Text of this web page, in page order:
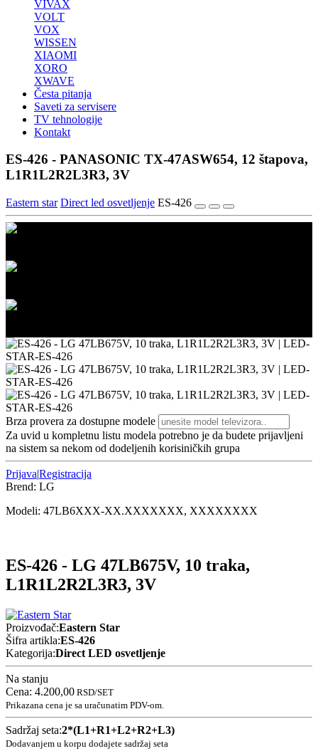
VIVAX
VOLT
VOX
WISSEN
XIAOMI
XORO
XWAVE
Česta pitanja
Saveti za servisere
TV tehnologije
Kontakt
ES-426 - PANASONIC TX-47ASW654, 12 štapova,
L1R1L2R2L3R3, 3V
Eastern star Direct led osvetljenje ES-426
Brza provera za dostupne modele
Za uvid u kompletnu listu modela potrebno je da budete prijavljeni
na sistem sa nekom od dodeljenih korisiničkih grupa
Prijava|Registracija
Brend: LG
Modeli: 47LB6XXX-XX.XXXXXXX, XXXXXXXX
ES-426 - LG 47LB675V, 10 traka,
L1R1L2R2L3R3, 3V
Proizvođač:Eastern Star
Šifra artikla:ES-426
Kategorija:Direct LED osvetljenje
Na stanju
Cena: 4.200,00 RSD/SET
Prikazana cena je sa uračunatim PDV-om.
Sadržaj seta:2*(L1+R1+L2+R2+L3)
Dodavanjem u korpu dodajete sadržaj seta